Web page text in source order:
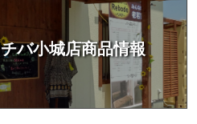
バ小城店商品情報